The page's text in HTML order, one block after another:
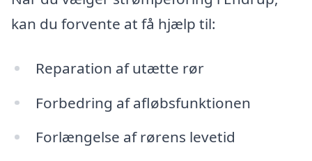
kan du forvente at få hjælp til:
Reparation af utætte rør
Forbedring af afløbsfunktionen
Forlængelse af rørens levetid